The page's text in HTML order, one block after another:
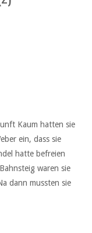
Kaum hatten sie
ein, dass sie
hatte befreien
waren sie
dann mussten sie